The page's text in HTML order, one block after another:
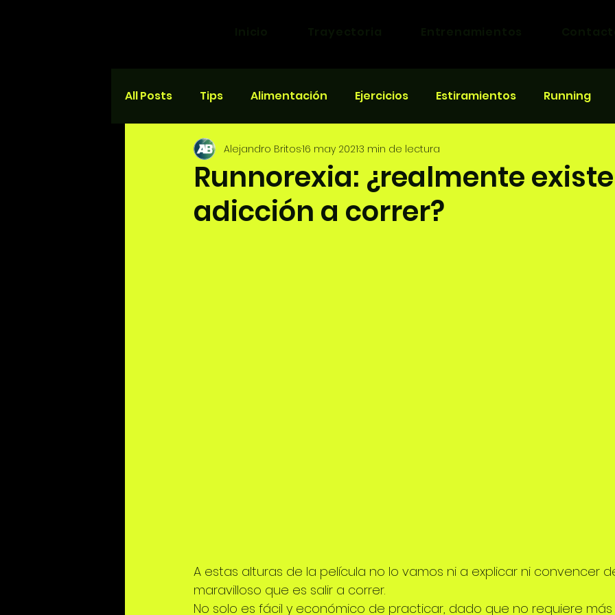
All Posts Tips Alimentación Ejercicios Estiramientos Running
Salud y bienestar Carreras
Runnorexia: ¿realmente
adicción a correr?
Alejandro Britos16 may 20213 min de lectura
A estas alturas de la película no lo vamos ni a explicar ni convencer
maravilloso que es salir a correr.
No solo es fácil y económico de practicar, dado que no requiere más